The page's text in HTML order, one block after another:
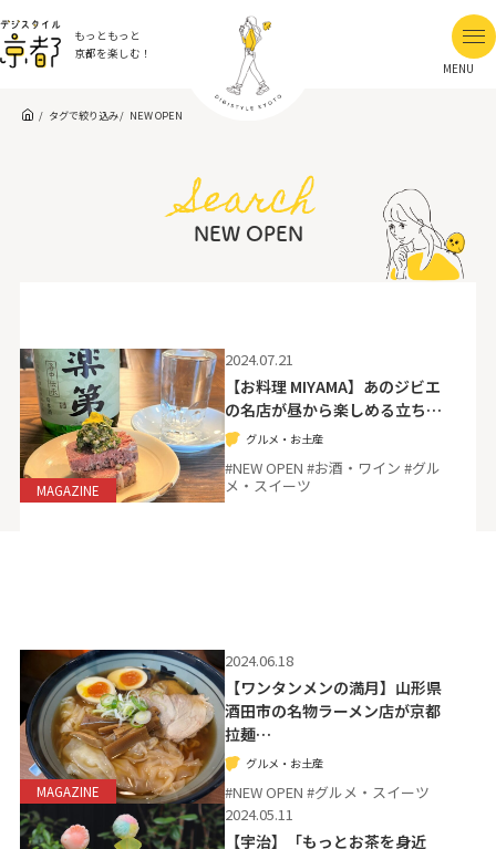
もっともっと
京都を楽しむ！
MENU
タグで絞り込み NEW OPEN
Search
NEW OPEN
MAGAZINE
2024.07.21
【お料理 MIYAMA】あのジビエ
の名店が昼から楽しめる立ち…
グルメ・お土産
#NEW OPEN #お酒・ワイン #グル
メ・スイーツ
MAGAZINE
2024.06.18
【ワンタンメンの満月】山形県
酒田市の名物ラーメン店が京都
拉麺…
グルメ・お土産
#NEW OPEN #グルメ・スイーツ
2024.05.11
【宇治】「もっとお茶を身近